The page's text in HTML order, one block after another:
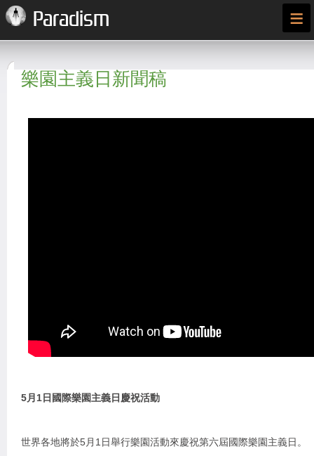
Paradism ≡
樂園主義日新聞稿
5月1日國際樂園主義日慶祝活動
世界各地將於5月1日舉行樂園活動來慶祝第六屆國際樂園主義日。